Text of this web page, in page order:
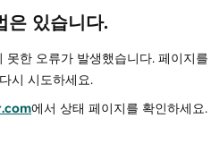
은 있습니다.
한 오류가 발생했습니다. 페이지를
시 시도하세요.
에서 상태 페이지를 확인하세요.